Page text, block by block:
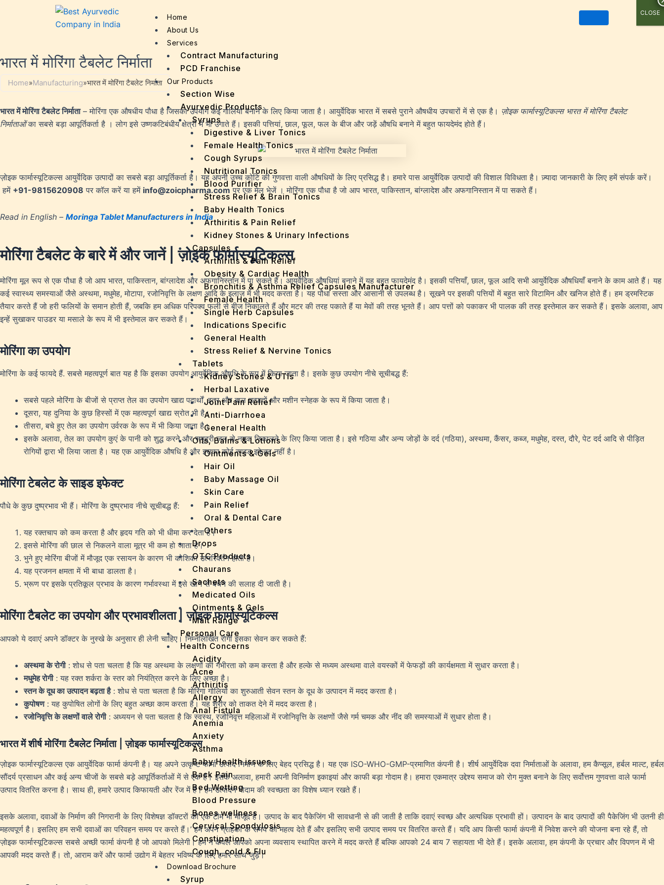
Home
About Us
Services
Contract Manufacturing
PCD Franchise
Our Products
Section Wise
Ayurvedic Products
Syrups
Digestive & Liver Tonics
Female Health Tonics
Cough Syrups
Nutritional Tonics
Blood Purifier
Stress Relief & Brain Tonics
Baby Health Tonics
Arthiritis & Pain Relief
Kidney Stones & Urinary Infections
Capsules
Arthiritis & Pain Relief
Obesity & Cardiac Health
Bronchitis & Asthma Relief Capsules Manufacturer
Female Health
Single Herb Capsules
Indications Specific
General Health
Stress Relief & Nervine Tonics
Tablets
Kidney Stones & UTIs
Herbal Laxative
Joint Pain Relief
Anti-Diarrhoea
General Health
Oils, Balms & Lotions
Ointments & Gels
Hair Oil
Baby Massage Oil
Skin Care
Pain Relief
Oral & Dental Care
Others
Drops
OTC Products
Chaurans
Sachets
Medicated Oils
Ointments & Gels
Malt Range
Personal Care
Health Concerns
Acidity
Acne
Arthiritis
Allergy
Anal Fistula
Anemia
Anxiety
Asthma
Baby Health issues
Back Pain
Bed Wetting
Blood Pressure
Bones wellness
Cervical Spondylosis
Constipation
Cough, cold & Flu
Cracked Heals
Dandruff
Download Brochure
Syrup
भारत में मोरिंगा टैबलेट निर्माता
Home»Manufacturing»भारत में मोरिंगा टैबलेट निर्माता
भारत में मोरिंगा टैबलेट निर्माता– मोरिंगा एक औषधीय पौधा है जिसका उपयोग कई गोलियां बनाने के लिए किया जाता है। आयुर्वेदिक भारत में सबसे पुराने औषधीय उपचारों में से एक है। ज़ोइक फार्मास्यूटिकल्स भारत में मोरिंगा टैबलेट
निर्माताओंका सबसे बड़ा आपूर्तिकर्ता है । लोग इसे उष्णकटिबंधीय क्षेत्रों में भी उगाते हैं। इसकी पत्तियां, छाल, फूल, फल के बीज और जड़ें औषधि बनाने में बहुत फायदेमंद होते हैं।
ज़ोइक फार्मास्यूटिकल्स आयुर्वेदिक उत्पादों का सबसे बड़ा आपूर्तिकर्ता है। यह अपनी उच्च कोटि की गुणवत्ता वाली औषधियों के लिए प्रसिद्ध है। हमारे पास आयुर्वेदिक उत्पादों की विशाल विविधता है। ज़्यादा जानकारी के लिए हमें संपर्क करें।
हमें +91-9815620908 पर कॉल करें या हमें info@zoicpharma.com पर एक मेल भेजें । मोरिंगा एक पौधा है जो आप भारत, पाकिस्तान, बांग्लादेश और अफगानिस्तान में पा सकते हैं।
Read in English – Moringa Tablet Manufacturers in India
मोरिंगा टैबलेट के बारे में और जानें | ज़ोइक फार्मास्यूटिकल्स
मोरिंगा मूल रूप से एक पौधा है जो आप भारत, पाकिस्तान, बांग्लादेश और अफगानिस्तान में पा सकते हैं। आयुर्वेदिक औषधियां बनाने में यह बहुत फायदेमंद है। इसकी पत्तियाँ, छाल, फूल आदि सभी आयुर्वेदिक औषधियाँ बनाने के काम आते हैं। यह
कई स्वास्थ्य समस्याओं जैसे अस्थमा, मधुमेह, मोटापा, रजोनिवृत्ति के लक्षण आदि के इलाज में भी मदद करता है। यह पौधा सस्ता और आसानी से उपलब्ध है। सूखने पर इसकी पत्तियों में बहुत सारे विटामिन और खनिज होते हैं। हम ड्रमस्टिक
तैयार करते हैं जो हरी फलियों के समान होती हैं, जबकि हम अधिक परिपक्व फली से बीज निकालते हैं और मटर की तरह पकाते हैं या मेवों की तरह भूनते हैं। आप पत्तों को पकाकर भी पालक की तरह इस्तेमाल कर सकते हैं। इसके अलावा, आप
इन्हें सुखाकर पाउडर या मसाले के रूप में भी इस्तेमाल कर सकते हैं।
मोरिंगा का उपयोग
मोरिंगा के कई फायदे हैं. सबसे महत्वपूर्ण बात यह है कि इसका उपयोग आयुर्वेदिक औषधि के रूप में किया जाता है। इसके कुछ उपयोग नीचे सूचीबद्ध हैं:
सबसे पहले मोरिंगा के बीजों से प्राप्त तेल का उपयोग खाद्य पदार्थों, इत्र और बाल उत्पादों और मशीन स्नेहक के रूप में किया जाता है।
दूसरा, यह दुनिया के कुछ हिस्सों में एक महत्वपूर्ण खाद्य स्रोत भी है।
तीसरा, बचे हुए तेल का उपयोग उर्वरक के रूप में भी किया जाता है।
इसके अलावा, तेल का उपयोग कुएं के पानी को शुद्ध करने और समुद्री जल से नमक निकालने के लिए किया जाता है। इसे गठिया और अन्य जोड़ों के दर्द (गठिया), अस्थमा, कैंसर, कब्ज, मधुमेह, दस्त, दौरे, पेट दर्द आदि से पीड़ित
रोगियों द्वारा भी लिया जाता है। यह एक आयुर्वेदिक औषधि है और इसका कोई साइड इफेक्ट नहीं है।
मोरिंगा टेबलेट के साइड इफेक्ट
पौधे के कुछ दुष्प्रभाव भी हैं। मोरिंगा के दुष्प्रभाव नीचे सूचीबद्ध हैं:
यह रक्तचाप को कम करता है और हृदय गति को भी धीमा कर देता है।
इससे मोरिंगा की छाल से निकलने वाला मूत्र भी कम हो जाता है।
भुने हुए मोरिंगा बीजों में मौजूद एक रसायन के कारण भी कोशिका उत्परिवर्तन होता है।
यह प्रजनन क्षमता में भी बाधा डालता है।
भ्रूण पर इसके प्रतिकूल प्रभाव के कारण गर्भावस्था में इसे खाने से बचने की सलाह दी जाती है।
मोरिंगा टैबलेट का उपयोग और प्रभावशीलता | ज़ोइक फार्मास्यूटिकल्स
आपको ये दवाएं अपने डॉक्टर के नुस्खे के अनुसार ही लेनी चाहिए। निम्नलिखित रोगी इसका सेवन कर सकते हैं:
अस्थमा के रोगी: शोध से पता चलता है कि यह अस्थमा के लक्षणों की गंभीरता को कम करता है और हल्के से मध्यम अस्थमा वाले वयस्कों में फेफड़ों की कार्यक्षमता में सुधार करता है।
मधुमेह रोगी: यह रक्त शर्करा के स्तर को नियंत्रित करने के लिए अच्छा है।
स्तन के दूध का उत्पादन बढ़ता है: शोध से पता चलता है कि मोरिंगा गोलियों का शुरुआती सेवन स्तन के दूध के उत्पादन में मदद करता है।
कुपोषण: यह कुपोषित लोगों के लिए बहुत अच्छा काम करता है। यह शरीर को ताकत देने में मदद करता है।
रजोनिवृत्ति के लक्षणों वाले रोगी: अध्ययन से पता चलता है कि स्वस्थ, रजोनिवृत्त महिलाओं में रजोनिवृत्ति के लक्षणों जैसे गर्म चमक और नींद की समस्याओं में सुधार होता है।
भारत में शीर्ष मोरिंगा टैबलेट निर्माता | ज़ोइक फार्मास्यूटिकल्स
ज़ोइक फार्मास्यूटिकल्स एक आयुर्वेदिक फार्मा कंपनी है। यह अपने उत्कृष्ट फार्मा उत्पाद निर्माण के लिए बेहद प्रसिद्ध है। यह एक ISO-WHO-GMP-प्रमाणित कंपनी है। शीर्ष आयुर्वेदिक दवा निर्माताओं के अलावा, हम कैप्सूल, हर्बल माल्ट, हर्बल
सौंदर्य प्रसाधन और कई अन्य चीजों के सबसे बड़े आपूर्तिकर्ताओं में से एक हैं। इसके अलावा, हमारी अपनी विनिर्माण इकाइयां और काफी बड़ा गोदाम है। हमारा एकमात्र उद्देश्य समाज को रोग मुक्त बनाने के लिए सर्वोत्तम गुणवत्ता वाले फार्मा
उत्पाद वितरित करना है। साथ ही, हमारे उत्पाद किफायती और रेंज में हैं। हम उत्पादन गोदाम की स्वच्छता का विशेष ध्यान रखते हैं।
इसके अलावा, दवाओं के निर्माण की निगरानी के लिए विशेषज्ञ डॉक्टरों की एक टीम भी मौजूद है। उत्पाद के बाद पैकेजिंग भी सावधानी से की जाती है ताकि दवाएं स्वच्छ और अत्यधिक प्रभावी हों। उत्पादन के बाद उत्पादों की पैकेजिंग भी उतनी ही
महत्वपूर्ण है। इसलिए हम सभी दवाओं का परिवहन समय पर करते हैं।’ हम अपने ग्राहकों के समय को महत्व देते हैं और इसलिए सभी उत्पाद समय पर वितरित करते हैं। यदि आप किसी फार्मा कंपनी में निवेश करने की योजना बना रहे हैं, तो
ज़ोइक फार्मास्यूटिकल्स सबसे अच्छी फार्मा कंपनी है जो आपको मिलेगी। हम न केवल आपको अपना व्यवसाय स्थापित करने में मदद करते हैं बल्कि आपको 24 बाय 7 सहायता भी देते हैं। इसके अलावा, हम कंपनी के प्रचार और विपणन में भी
आपकी मदद करते हैं। तो, आराम करें और फार्मा उद्योग में बेहतर भविष्य के लिए हमारे साथ जुड़ें।
CLOSE